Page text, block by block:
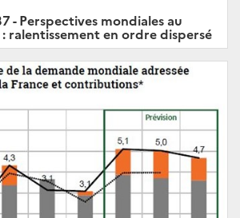
- Perspectives mondiales au
ralentissement en ordre dispersé